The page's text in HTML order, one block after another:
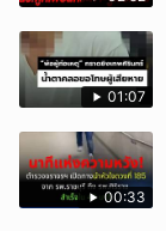
01:07
00:33